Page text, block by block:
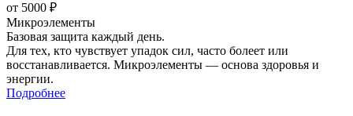
от 5000 ₽
Микроэлементы
Базовая защита каждый день.
Для тех, кто чувствует упадок сил, часто болеет или
восстанавливается. Микроэлементы — основа здоровья и
энергии.
Подробнее